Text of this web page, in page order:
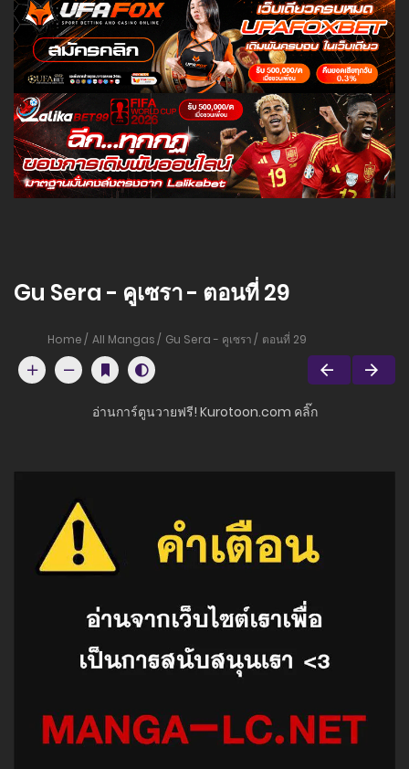
Gu Sera - คูเซรา - ตอนที่ 29
Home All Mangas Gu Sera - คูเซรา ตอนที่ 29
อ่านการ์ตูนวายฟรี! Kurotoon.com คลิ๊ก